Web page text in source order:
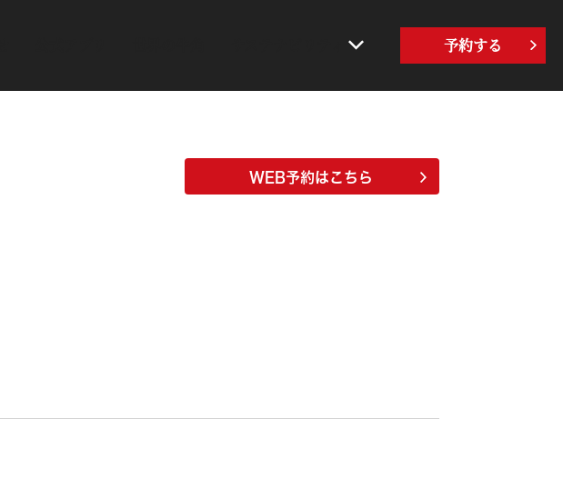
予約する
WEB予約はこちら